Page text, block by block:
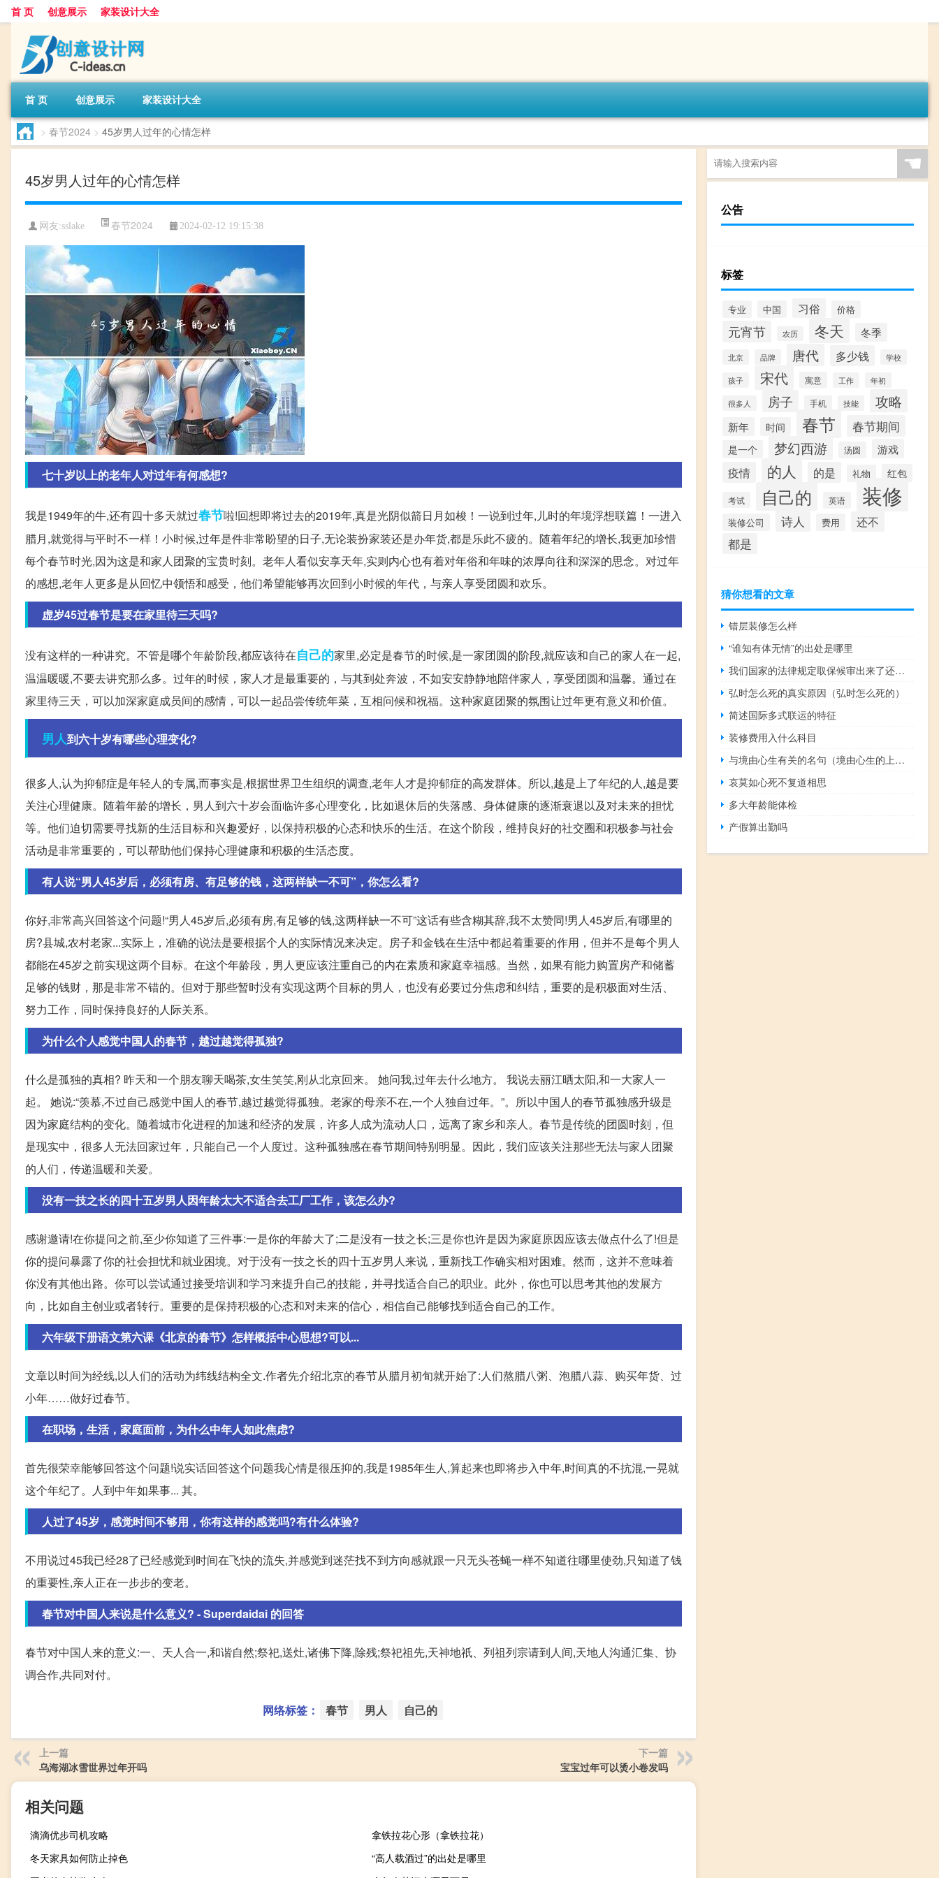
首 页 创意展示 家装设计大全
首 页 创意展示 家装设计大全
> 春节2024 > 45岁男人过年的心情怎样
45岁男人过年的心情怎样
网友:sslake 春节2024 2024-02-12 19:15:38
七十岁以上的老年人对过年有何感想?
我是1949年的牛,还有四十多天就过春节啦!回想即将过去的2019年,真是光阴似箭日月如梭！一说到过年,儿时的年境浮想联篇！一进入
腊月,就觉得与平时不一样！小时候,过年是件非常盼望的日子,无论装扮家装还是办年货,都是乐此不疲的。随着年纪的增长,我更加珍惜
每个春节时光,因为这是和家人团聚的宝贵时刻。老年人看似安享天年,实则内心也有着对年俗和年味的浓厚向往和深深的思念。对过年
的感想,老年人更多是从回忆中领悟和感受，他们希望能够再次回到小时候的年代，与亲人享受团圆和欢乐。
虚岁45过春节是要在家里待三天吗?
没有这样的一种讲究。不管是哪个年龄阶段,都应该待在自己的家里,必定是春节的时候,是一家团圆的阶段,就应该和自己的家人在一起,
温温暖暖,不要去讲究那么多。过年的时候，家人才是最重要的，与其到处奔波，不如安安静静地陪伴家人，享受团圆和温馨。通过在
家里待三天，可以加深家庭成员间的感情，可以一起品尝传统年菜，互相问候和祝福。这种家庭团聚的氛围让过年更有意义和价值。
男人到六十岁有哪些心理变化?
很多人,认为抑郁症是年轻人的专属,而事实是,根据世界卫生组织的调查,老年人才是抑郁症的高发群体。所以,越是上了年纪的人,越是要
关注心理健康。随着年龄的增长，男人到六十岁会面临许多心理变化，比如退休后的失落感、身体健康的逐渐衰退以及对未来的担忧
等。他们迫切需要寻找新的生活目标和兴趣爱好，以保持积极的心态和快乐的生活。在这个阶段，维持良好的社交圈和积极参与社会
活动是非常重要的，可以帮助他们保持心理健康和积极的生活态度。
有人说“男人45岁后，必须有房、有足够的钱，这两样缺一不可”，你怎么看?
你好,非常高兴回答这个问题!“男人45岁后,必须有房,有足够的钱,这两样缺一不可”这话有些含糊其辞,我不太赞同!男人45岁后,有哪里的
房?县城,农村老家...实际上，准确的说法是要根据个人的实际情况来决定。房子和金钱在生活中都起着重要的作用，但并不是每个男人
都能在45岁之前实现这两个目标。在这个年龄段，男人更应该注重自己的内在素质和家庭幸福感。当然，如果有能力购置房产和储蓄
足够的钱财，那是非常不错的。但对于那些暂时没有实现这两个目标的男人，也没有必要过分焦虑和纠结，重要的是积极面对生活、
努力工作，同时保持良好的人际关系。
为什么个人感觉中国人的春节，越过越觉得孤独?
什么是孤独的真相? 昨天和一个朋友聊天喝茶,女生笑笑,刚从北京回来。 她问我,过年去什么地方。 我说去丽江晒太阳,和一大家人一
起。 她说:“羡慕,不过自己感觉中国人的春节,越过越觉得孤独。老家的母亲不在,一个人独自过年。”。所以中国人的春节孤独感升级是
因为家庭结构的变化。随着城市化进程的加速和经济的发展，许多人成为流动人口，远离了家乡和亲人。春节是传统的团圆时刻，但
是现实中，很多人无法回家过年，只能自己一个人度过。这种孤独感在春节期间特别明显。因此，我们应该关注那些无法与家人团聚
的人们，传递温暖和关爱。
没有一技之长的四十五岁男人因年龄太大不适合去工厂工作，该怎么办?
感谢邀请!在你提问之前,至少你知道了三件事:一是你的年龄大了;二是没有一技之长;三是你也许是因为家庭原因应该去做点什么了!但是
你的提问暴露了你的社会担忧和就业困境。对于没有一技之长的四十五岁男人来说，重新找工作确实相对困难。然而，这并不意味着
你没有其他出路。你可以尝试通过接受培训和学习来提升自己的技能，并寻找适合自己的职业。此外，你也可以思考其他的发展方
向，比如自主创业或者转行。重要的是保持积极的心态和对未来的信心，相信自己能够找到适合自己的工作。
六年级下册语文第六课《北京的春节》怎样概括中心思想?可以...
文章以时间为经线,以人们的活动为纬线结构全文.作者先介绍北京的春节从腊月初旬就开始了:人们熬腊八粥、泡腊八蒜、购买年货、过
小年……做好过春节。
在职场，生活，家庭面前，为什么中年人如此焦虑?
首先很荣幸能够回答这个问题!说实话回答这个问题我心情是很压抑的,我是1985年生人,算起来也即将步入中年,时间真的不抗混,一晃就
这个年纪了。人到中年如果事... 其。
人过了45岁，感觉时间不够用，你有这样的感觉吗?有什么体验?
不用说过45我已经28了已经感觉到时间在飞快的流失,并感觉到迷茫找不到方向感就跟一只无头苍蝇一样不知道往哪里使劲,只知道了钱
的重要性,亲人正在一步步的变老。
春节对中国人来说是什么意义? - Superdaidai 的回答
春节对中国人来的意义:一、天人合一,和谐自然;祭祀,送灶,诸佛下降,除残;祭祀祖先,天神地祇、列祖列宗请到人间,天地人沟通汇集、协
调合作,共同对付。
网络标签： 春节 男人 自己的
上一篇
乌海湖冰雪世界过年开吗
下一篇
宝宝过年可以烫小卷发吗
相关问题
滴滴优步司机攻略
拿铁拉花心形（拿铁拉花）
冬天家具如何防止掉色
“高人载酒过”的出处是哪里
☚
公告
标签
专业 中国 习俗 价格
元宵节 农历 冬天 冬季
北京 品牌 唐代 多少钱 学校
孩子 宋代 寓意 工作 年初
很多人 房子 手机 技能 攻略
新年 时间 春节 春节期间
是一个 梦幻西游 汤圆 游戏
疫情 的人 的是 礼物 红包
考试 自己的 英语 装修
装修公司 诗人 费用 还不
都是
猜你想看的文章
错层装修怎么样
“谁知有体无情”的出处是哪里
我们国家的法律规定取保候审出来了还会坐牢吗
弘时怎么死的真实原因（弘时怎么死的）
简述国际多式联运的特征
装修费用入什么科目
与境由心生有关的名句（境由心生的上下句）
哀莫如心死不复道相思
多大年龄能体检
产假算出勤吗